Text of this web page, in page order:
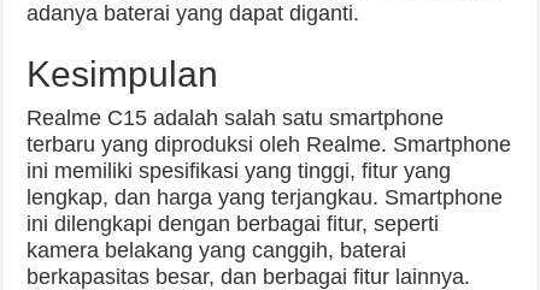
adanya baterai yang dapat diganti.
Kesimpulan
Realme C15 adalah salah satu smartphone
terbaru yang diproduksi oleh Realme. Smartphone
ini memiliki spesifikasi yang tinggi, fitur yang
lengkap, dan harga yang terjangkau. Smartphone
ini dilengkapi dengan berbagai fitur, seperti
kamera belakang yang canggih, baterai
berkapasitas besar, dan berbagai fitur lainnya.